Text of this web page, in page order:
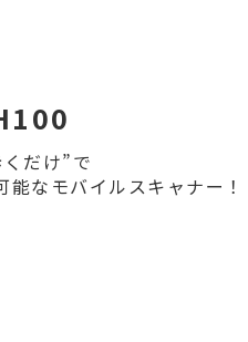
だけ”で
なモバイルスキャナー！